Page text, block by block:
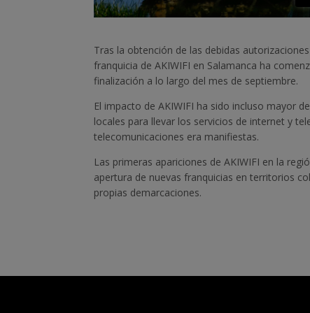
Tras la obtención de las debidas
franquicia de AKIWIFI en Salamanca ha
finalización a lo largo del mes de septiembre.
El impacto de AKIWIFI ha sido incluso mayor
locales para llevar los servicios de internet y
telecomunicaciones era manifiestas.
Las primeras apariciones de AKIWIFI en la
apertura de nuevas franquicias en territorios
propias demarcaciones.